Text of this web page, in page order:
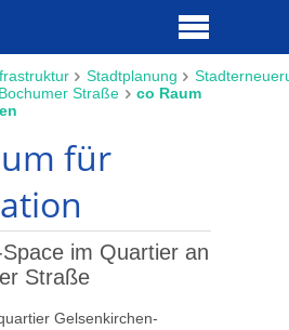
Stadtplanung
Bochumer Straße
co Raum
für
im Quartier an
Straße
Gelsenkirchen-